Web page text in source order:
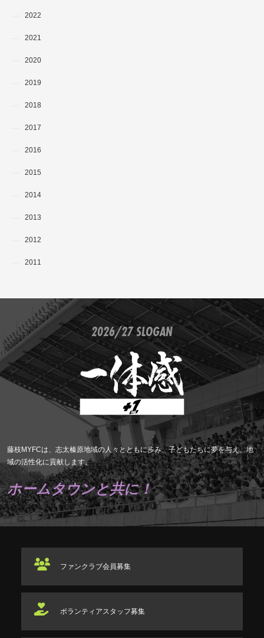
2022
2021
2020
2019
2018
2017
2016
2015
2014
2013
2012
2011
2026/27 SLOGAN
藤枝MYFCは、志太榛原地域の人々とともに歩み、子どもたちに夢を与え、地
域の活性化に貢献します。
ホームタウンと共に！
ファンクラブ会員募集
ボランティアスタッフ募集